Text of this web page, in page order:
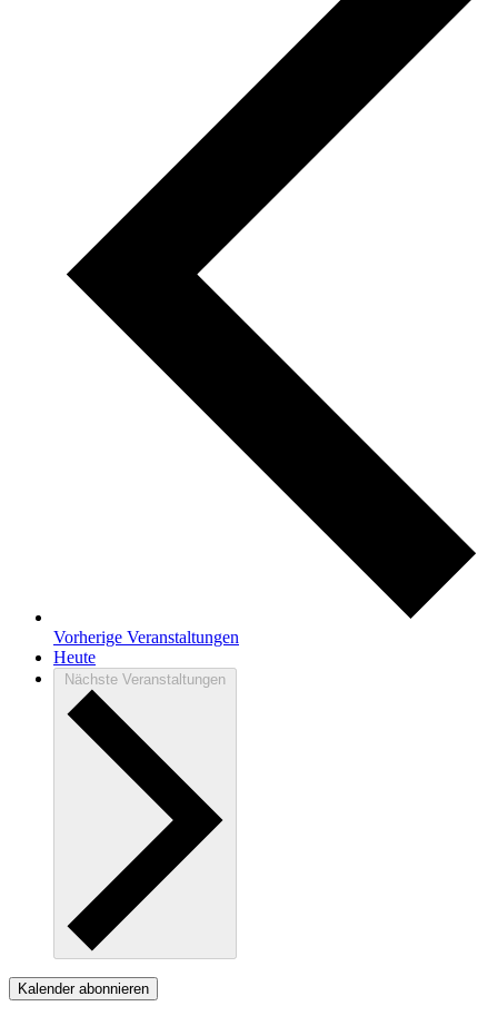
Vorherige Veranstaltungen
Heute
Nächste Veranstaltungen
Kalender abonnieren